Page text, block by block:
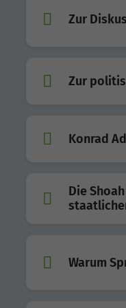
Zur
Zur
Konrad
Die
Warum